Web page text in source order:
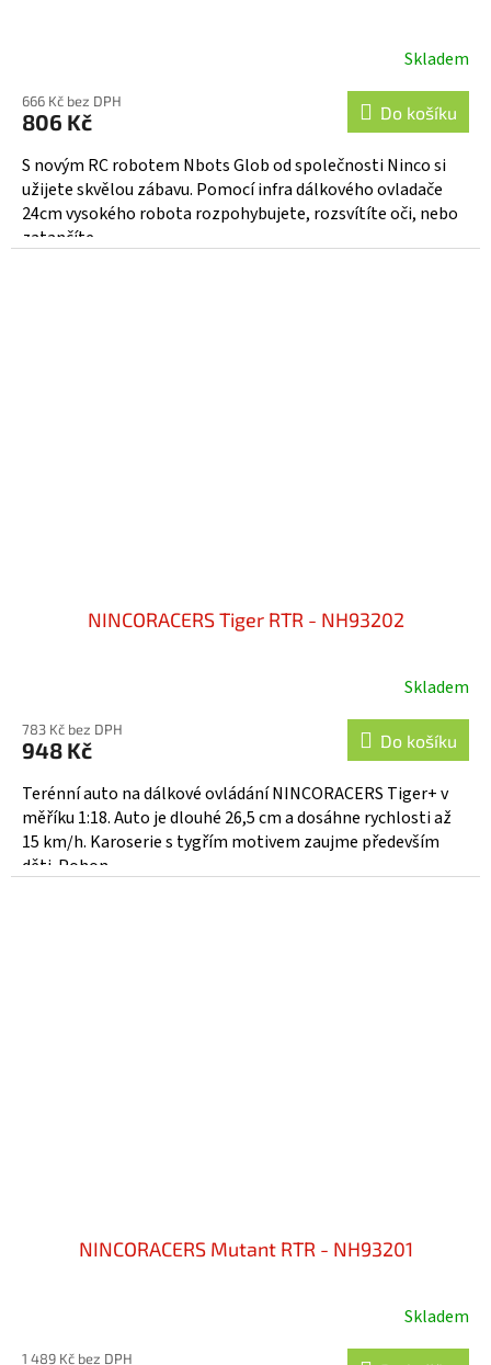
Skladem
666 Kč bez DPH
806 Kč Do košíku
S novým RC robotem Nbots Glob od společnosti Ninco si
užijete skvělou zábavu. Pomocí infra dálkového ovladače
24cm vysokého robota rozpohybujete, rozsvítíte oči, nebo
zatančíte...
NINCORACERS Tiger RTR - NH93202
Skladem
783 Kč bez DPH
948 Kč Do košíku
Terénní auto na dálkové ovládání NINCORACERS Tiger+ v
měříku 1:18. Auto je dlouhé 26,5 cm a dosáhne rychlosti až
15 km/h. Karoserie s tygřím motivem zaujme především
děti. Pohon...
NINCORACERS Mutant RTR - NH93201
Skladem
1 489 Kč bez DPH